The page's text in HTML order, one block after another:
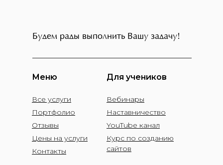
Будем рады выполнить Вашу задачу!
Для учеников
Вебинары
Наставничество
YouTube канал
Курс по созданию
сайтов
Меню
Все услуги
Портфолио
Отзывы
Цены на услуги
Контакты